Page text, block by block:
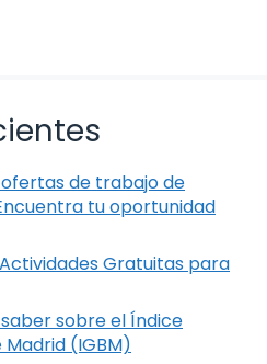
de trabajo de
tu oportunidad
Gratuitas para
sobre el Índice
(IGBM)